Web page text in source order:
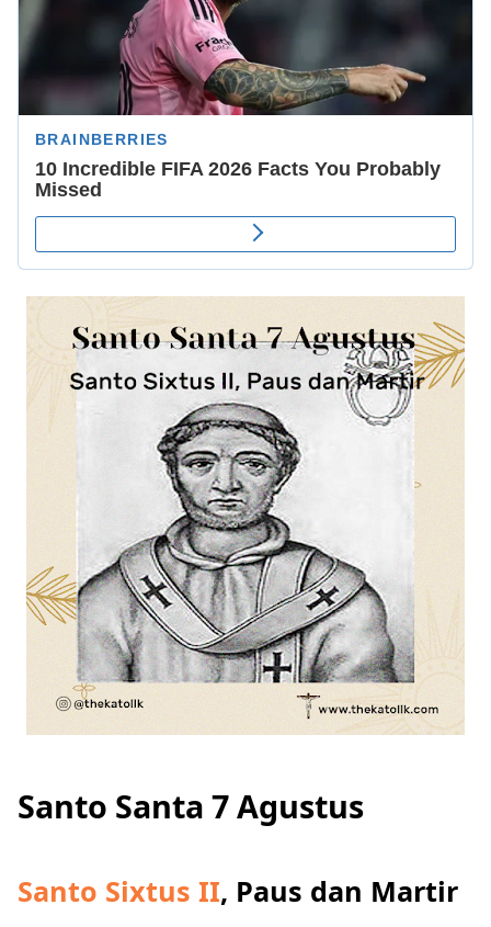
Santo Santa 7 Agustus
Santo Sixtus II, Paus dan Martir